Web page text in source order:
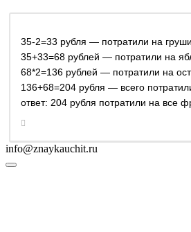
35-2=33 рубля — потратили на груши
35+33=68 рублей — потратили на
68*2=136 рублей — потратили на
136+68=204 рубля — всего
ответ: 204 рубля потратили на все
info@znaykauchit.ru